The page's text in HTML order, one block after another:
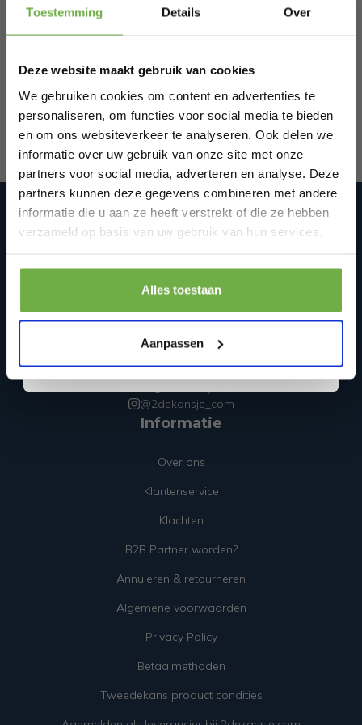
Toestemming Details Over
Deze website maakt gebruik van cookies
We gebruiken cookies om content en advertenties te
personaliseren, om functies voor social media te bieden
en om ons websiteverkeer te analyseren. Ook delen we
informatie over uw gebruik van onze site met onze
partners voor social media, adverteren en analyse. Deze
partners kunnen deze gegevens combineren met andere
informatie die u aan ze heeft verstrekt of die ze hebben
verzameld op basis van uw gebruik van hun services.
Alles toestaan
Aanpassen
Abonneer je op onze
Blijf op de hoogte van onze laatste acties!
2dekansje.com Tweedekans,
internetretouren & restvoorraad
bereikbaar op: +31(0)850188314 of mail ons via
info@2dekansje.com
2441 LC
Nieuwveen, Nederland
+31 85 018 83 14
+31 85 018 83 14
@2dekansje_com
Informatie
Over ons
Klantenservice
Klachten
B2B Partner worden?
Annuleren & retourneren
Algemene voorwaarden
Privacy Policy
Betaalmethoden
Tweedekans product condities
Schrijf je in en ontvang
Bij 2dekansje.com profiteer je van
kortingen tot wel 70%.
Laat ons weten wanneer je jarig bent
Pak € 5,- korting
. Je kunt je op elk moment weer afmelden.